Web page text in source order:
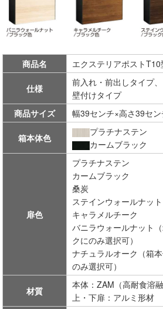
商品名 エクステリアポストT10
仕様
前入れ・前出しタイプ
壁付けタイプ
商品サイズ
幅39センチ×高さ39セ
箱本体色
プラチナステン
カームブラック
扉色
プラチナステン
カームブラック
桑炭
ステインウォールナット
キャラメルチーク
バニラウォールナット
クにのみ選択可）
ナチュラルオーク（箱
のみ選択可）
材質
本体：ZAM（高耐食溶融
上・下扉：アルミ形材